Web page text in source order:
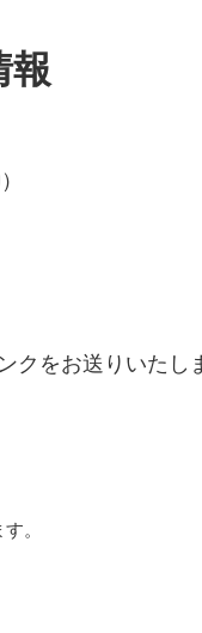
報
クをお送りいたし
。